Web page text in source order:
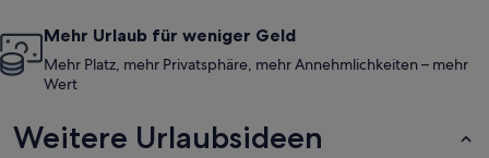
Mehr Urlaub für weniger Geld
Mehr Platz, mehr Privatsphäre, mehr Annehmlichkeiten – mehr
Wert
Weitere Urlaubsideen